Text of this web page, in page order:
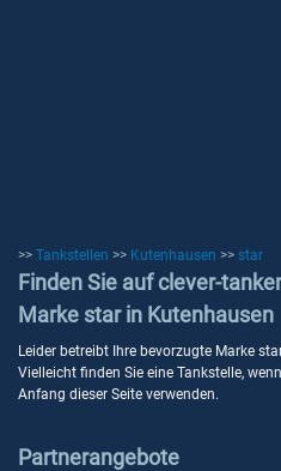
>> Tankstellen >> Kutenhausen >> star
Finden Sie auf clever-
Marke star in Kutenhausen
Leider betreibt Ihre bevorzugte Marke
Vielleicht finden Sie eine Tankstelle,
Anfang dieser Seite verwenden.
Partnerangebote